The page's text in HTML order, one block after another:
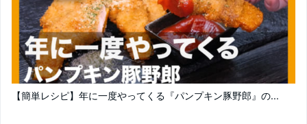
【簡単レシピ】年に一度やってくる『パンプキン豚野郎』の...